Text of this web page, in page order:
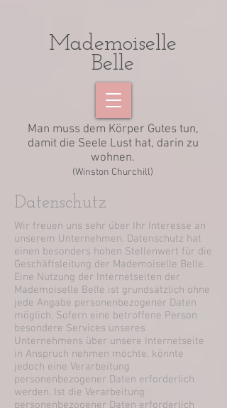
Mademoiselle
Belle
Man muss dem Körper Gutes tun,
damit die Seele Lust hat, darin zu
wohnen.
(Winston Churchill)
Datenschutz
Wir freuen uns sehr über Ihr Interesse an
unserem Unternehmen. Datenschutz hat
einen besonders hohen Stellenwert für die
Geschäftsleitung der Mademoiselle Belle.
Eine Nutzung der Internetseiten der
Mademoiselle Belle ist grundsätzlich ohne
jede Angabe personenbezogener Daten
möglich. Sofern eine betroffene Person
besondere Services unseres
Unternehmens über unsere Internetseite
in Anspruch nehmen möchte, könnte
jedoch eine Verarbeitung
personenbezogener Daten erforderlich
werden. Ist die Verarbeitung
personenbezogener Daten erforderlich